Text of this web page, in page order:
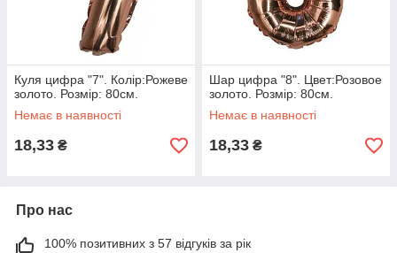
Куля цифра "7". Колір:Рожеве
золото. Розмір: 80см.
Немає в наявності
18,33 ₴
Шар цифра "8". Цвет:Розовое
золото. Розмір: 80см.
Немає в наявності
18,33 ₴
Про нас
100% позитивних з 57 відгуків за рік